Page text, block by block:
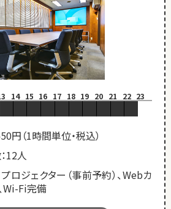
14 15 16 17 18 19 20 21 22 23
円（1時間単位・税込）
12人
ロジェクター（事前予約）、Webカ
Wi-Fi完備